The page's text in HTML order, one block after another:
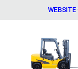
WEBSITE